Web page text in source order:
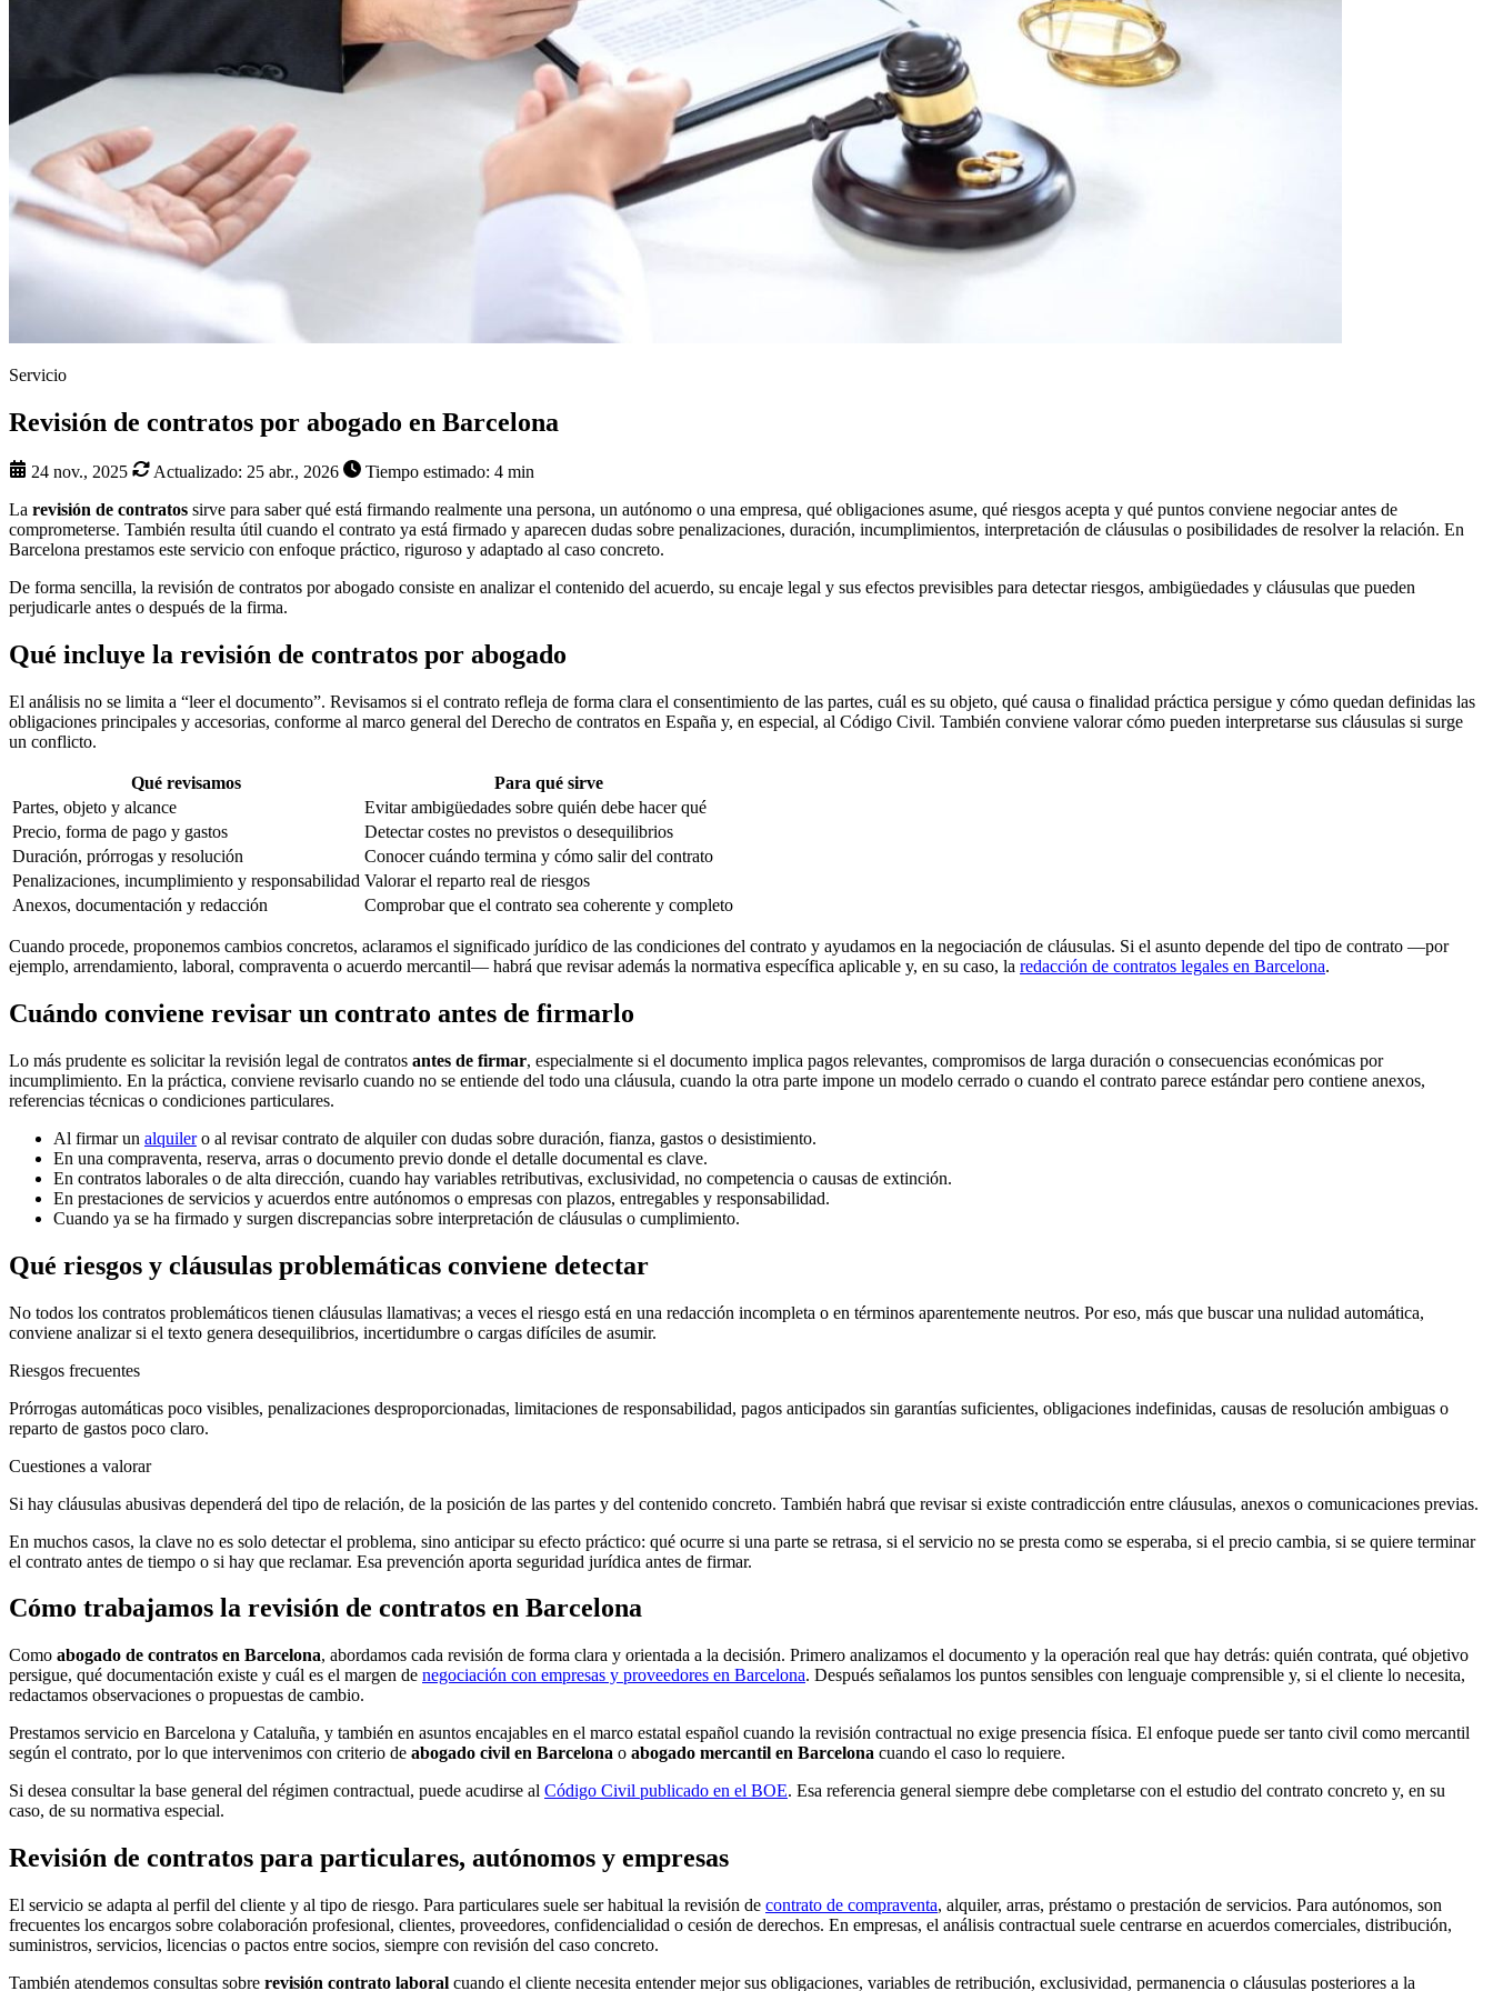
Servicio
Revisión de contratos por abogado en Barcelona
24 nov., 2025 Actualizado: 25 abr., 2026
Tiempo estimado: 4 min
La revisión de contratos sirve para saber qué está firmando realmente una persona, un autónomo o una empresa, qué obligaciones asume, qué riesgos acepta y qué puntos conviene negociar antes de
comprometerse. También resulta útil cuando el contrato ya está firmado y aparecen dudas sobre penalizaciones, duración, incumplimientos, interpretación de cláusulas o posibilidades de resolver la relación. En
Barcelona prestamos este servicio con enfoque práctico, riguroso y adaptado al caso concreto.
De forma sencilla, la revisión de contratos por abogado consiste en analizar el contenido del acuerdo, su encaje legal y sus efectos previsibles para detectar riesgos, ambigüedades y cláusulas que pueden
perjudicarle antes o después de la firma.
Qué incluye la revisión de contratos por abogado
El análisis no se limita a “leer el documento”. Revisamos si el contrato refleja de forma clara el consentimiento de las partes, cuál es su objeto, qué causa o finalidad práctica persigue y cómo quedan definidas las
obligaciones principales y accesorias, conforme al marco general del Derecho de contratos en España y, en especial, al Código Civil. También conviene valorar cómo pueden interpretarse sus cláusulas si surge
un conflicto.
Qué revisamos
Para qué sirve
Partes, objeto y alcance
Evitar ambigüedades sobre quién debe hacer qué
Precio, forma de pago y gastos
Detectar costes no previstos o desequilibrios
Duración, prórrogas y resolución
Conocer cuándo termina y cómo salir del contrato
Penalizaciones, incumplimiento y responsabilidad Valorar el reparto real de riesgos
Anexos, documentación y redacción
Comprobar que el contrato sea coherente y completo
Cuando procede, proponemos cambios concretos, aclaramos el significado jurídico de las condiciones del contrato y ayudamos en la negociación de cláusulas. Si el asunto depende del tipo de contrato —por
ejemplo, arrendamiento, laboral, compraventa o acuerdo mercantil— habrá que revisar además la normativa específica aplicable y, en su caso, la redacción de contratos legales en Barcelona.
Cuándo conviene revisar un contrato antes de firmarlo
Lo más prudente es solicitar la revisión legal de contratos antes de firmar, especialmente si el documento implica pagos relevantes, compromisos de larga duración o consecuencias económicas por
incumplimiento. En la práctica, conviene revisarlo cuando no se entiende del todo una cláusula, cuando la otra parte impone un modelo cerrado o cuando el contrato parece estándar pero contiene anexos,
referencias técnicas o condiciones particulares.
Al firmar un alquilero al revisar contrato de alquiler con dudas sobre duración, fianza, gastos o desistimiento.
En una compraventa, reserva, arras o documento previo donde el detalle documental es clave.
En contratos laborales o de alta dirección, cuando hay variables retributivas, exclusividad, no competencia o causas de extinción.
En prestaciones de servicios y acuerdos entre autónomos o empresas con plazos, entregables y responsabilidad.
Cuando ya se ha firmado y surgen discrepancias sobre interpretación de cláusulas o cumplimiento.
Qué riesgos y cláusulas problemáticas conviene detectar
No todos los contratos problemáticos tienen cláusulas llamativas; a veces el riesgo está en una redacción incompleta o en términos aparentemente neutros. Por eso, más que buscar una nulidad automática,
conviene analizar si el texto genera desequilibrios, incertidumbre o cargas difíciles de asumir.
Riesgos frecuentes
Prórrogas automáticas poco visibles, penalizaciones desproporcionadas, limitaciones de responsabilidad, pagos anticipados sin garantías suficientes, obligaciones indefinidas, causas de resolución ambiguas o
reparto de gastos poco claro.
Cuestiones a valorar
Si hay cláusulas abusivas dependerá del tipo de relación, de la posición de las partes y del contenido concreto. También habrá que revisar si existe contradicción entre cláusulas, anexos o comunicaciones previas.
En muchos casos, la clave no es solo detectar el problema, sino anticipar su efecto práctico: qué ocurre si una parte se retrasa, si el servicio no se presta como se esperaba, si el precio cambia, si se quiere terminar
el contrato antes de tiempo o si hay que reclamar. Esa prevención aporta seguridad jurídica antes de firmar.
Cómo trabajamos la revisión de contratos en Barcelona
Como abogado de contratos en Barcelona, abordamos cada revisión de forma clara y orientada a la decisión. Primero analizamos el documento y la operación real que hay detrás: quién contrata, qué objetivo
persigue, qué documentación existe y cuál es el margen de negociación con empresas y proveedores en Barcelona. Después señalamos los puntos sensibles con lenguaje comprensible y, si el cliente lo necesita,
redactamos observaciones o propuestas de cambio.
Prestamos servicio en Barcelona y Cataluña, y también en asuntos encajables en el marco estatal español cuando la revisión contractual no exige presencia física. El enfoque puede ser tanto civil como mercantil
según el contrato, por lo que intervenimos con criterio de abogado civil en Barcelona o abogado mercantil en Barcelona cuando el caso lo requiere.
Si desea consultar la base general del régimen contractual, puede acudirse al Código Civil publicado en el BOE. Esa referencia general siempre debe completarse con el estudio del contrato concreto y, en su
caso, de su normativa especial.
Revisión de contratos para particulares, autónomos y empresas
El servicio se adapta al perfil del cliente y al tipo de riesgo. Para particulares suele ser habitual la revisión de contrato de compraventa, alquiler, arras, préstamo o prestación de servicios. Para autónomos, son
frecuentes los encargos sobre colaboración profesional, clientes, proveedores, confidencialidad o cesión de derechos. En empresas, el análisis contractual suele centrarse en acuerdos comerciales, distribución,
suministros, servicios, licencias o pactos entre socios, siempre con revisión del caso concreto.
También atendemos consultas sobre revisión contrato laboral cuando el cliente necesita entender mejor sus obligaciones, variables de retribución, exclusividad, permanencia o cláusulas posteriores a la